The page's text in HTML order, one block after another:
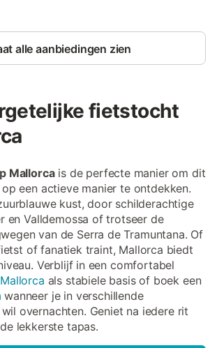
alle aanbiedingen zien
fietstocht
Mallorcais de perfecte manier om dit
een actieve manier te ontdekken.
kust, door schilderachtige
en Valldemossa of trotseer de
van de Serra de Tramuntana. Of
of fanatiek traint, Mallorca biedt
Verblijf in een comfortabel
als stabiele basis of boek een
wanneer je in verschillende
overnachten. Geniet na iedere rit
lekkerste tapas.